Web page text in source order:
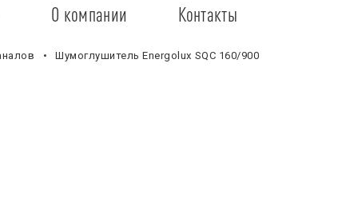
О компании
SEVERCON
Контакты
Шумоглушитель Energolux SQC 160/900